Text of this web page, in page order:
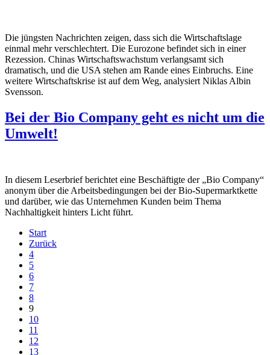
Die jüngsten Nachrichten zeigen, dass sich die Wirtschaftslage
einmal mehr verschlechtert. Die Eurozone befindet sich in einer
Rezession. Chinas Wirtschaftswachstum verlangsamt sich
dramatisch, und die USA stehen am Rande eines Einbruchs. Eine
weitere Wirtschaftskrise ist auf dem Weg, analysiert Niklas Albin
Svensson.
Bei der Bio Company geht es nicht um die
Umwelt!
In diesem Leserbrief berichtet eine Beschäftigte der „Bio Company“
anonym über die Arbeitsbedingungen bei der Bio-Supermarktkette
und darüber, wie das Unternehmen Kunden beim Thema
Nachhaltigkeit hinters Licht führt.
Start
Zurück
4
5
6
7
8
9
10
11
12
13